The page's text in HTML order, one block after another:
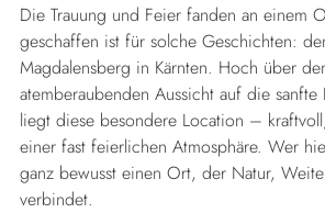
Die Trauung und Feier fanden an einem
geschaffen ist für solche Geschichten:
Magdalensberg in Kärnten. Hoch über
atemberaubenden Aussicht auf die sanfte
liegt diese besondere Location –
einer fast feierlichen Atmosphäre. Wer
ganz bewusst einen Ort, der Natur,
verbindet.